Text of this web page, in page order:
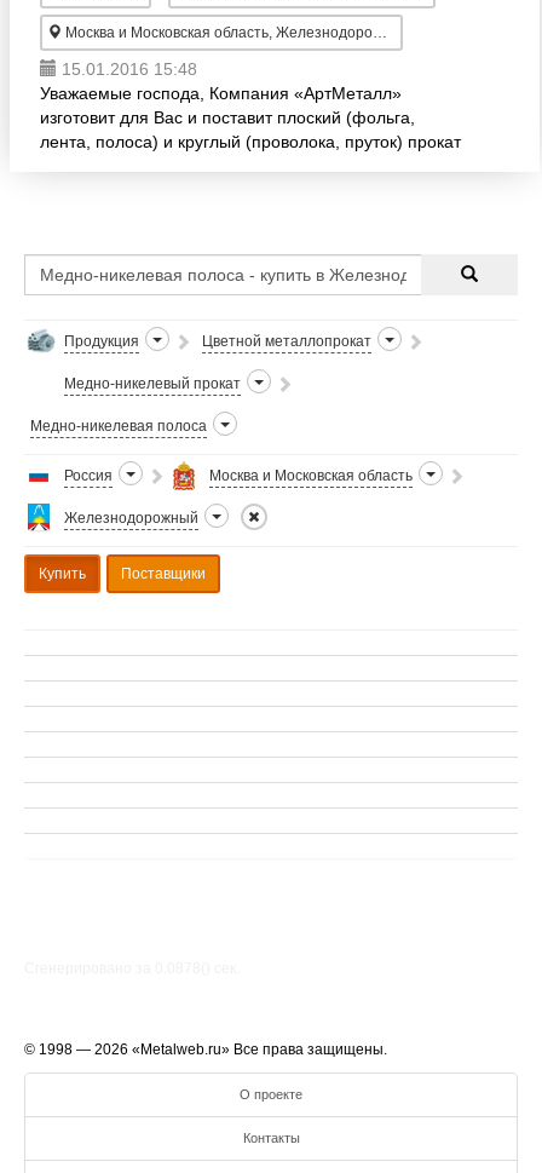
Москва и Московская область, Железнодорожный
15.01.2016 15:48
Уважаемые господа, Компания «АртМеталл»
изготовит для Вас и поставит плоский (фольга,
лента, полоса) и круглый (проволока, пруток) прокат
Продукция Цветной металлопрокат
Медно-никелевый прокат
Медно-никелевая полоса
Россия Москва и Московская область
Железнодорожный
Купить Поставщики
© 1998 — 2026 «Metalweb.ru» Все права защищены.
О проекте
Контакты